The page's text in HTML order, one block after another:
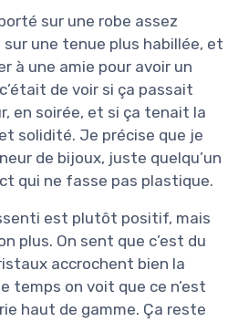
sur une robe assez
une tenue plus habillée, et
à une amie pour avoir un
de voir si ça passait
en soirée, et si ça tenait la
solidité. Je précise que je
de bijoux, juste quelqu’un
qui ne fasse pas plastique.
est plutôt positif, mais
plus. On sent que c’est du
accrochent bien la
temps on voit que ce n’est
haut de gamme. Ça reste